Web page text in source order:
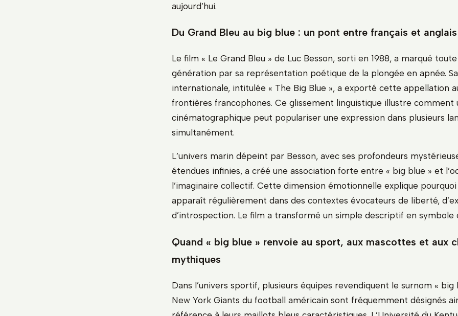
aujourd’hui.
Du Grand Bleu au big blue : un pont entre français et anglais
Le film « Le Grand Bleu » de Luc Besson, sorti en 1988, a marqué
génération par sa représentation poétique de la plongée en apnée.
internationale, intitulée « The Big Blue », a exporté cette appellation
frontières francophones. Ce glissement linguistique illustre
cinématographique peut populariser une expression dans plusieurs
simultanément.
L’univers marin dépeint par Besson, avec ses profondeurs
étendues infinies, a créé une association forte entre « big blue » et
l’imaginaire collectif. Cette dimension émotionnelle explique pourquoi
apparaît régulièrement dans des contextes évocateurs de liberté,
d’introspection. Le film a transformé un simple descriptif en symbole
Quand « big blue » renvoie au sport, aux mascottes et aux
mythiques
Dans l’univers sportif, plusieurs équipes revendiquent le surnom « big
New York Giants du football américain sont fréquemment désignés